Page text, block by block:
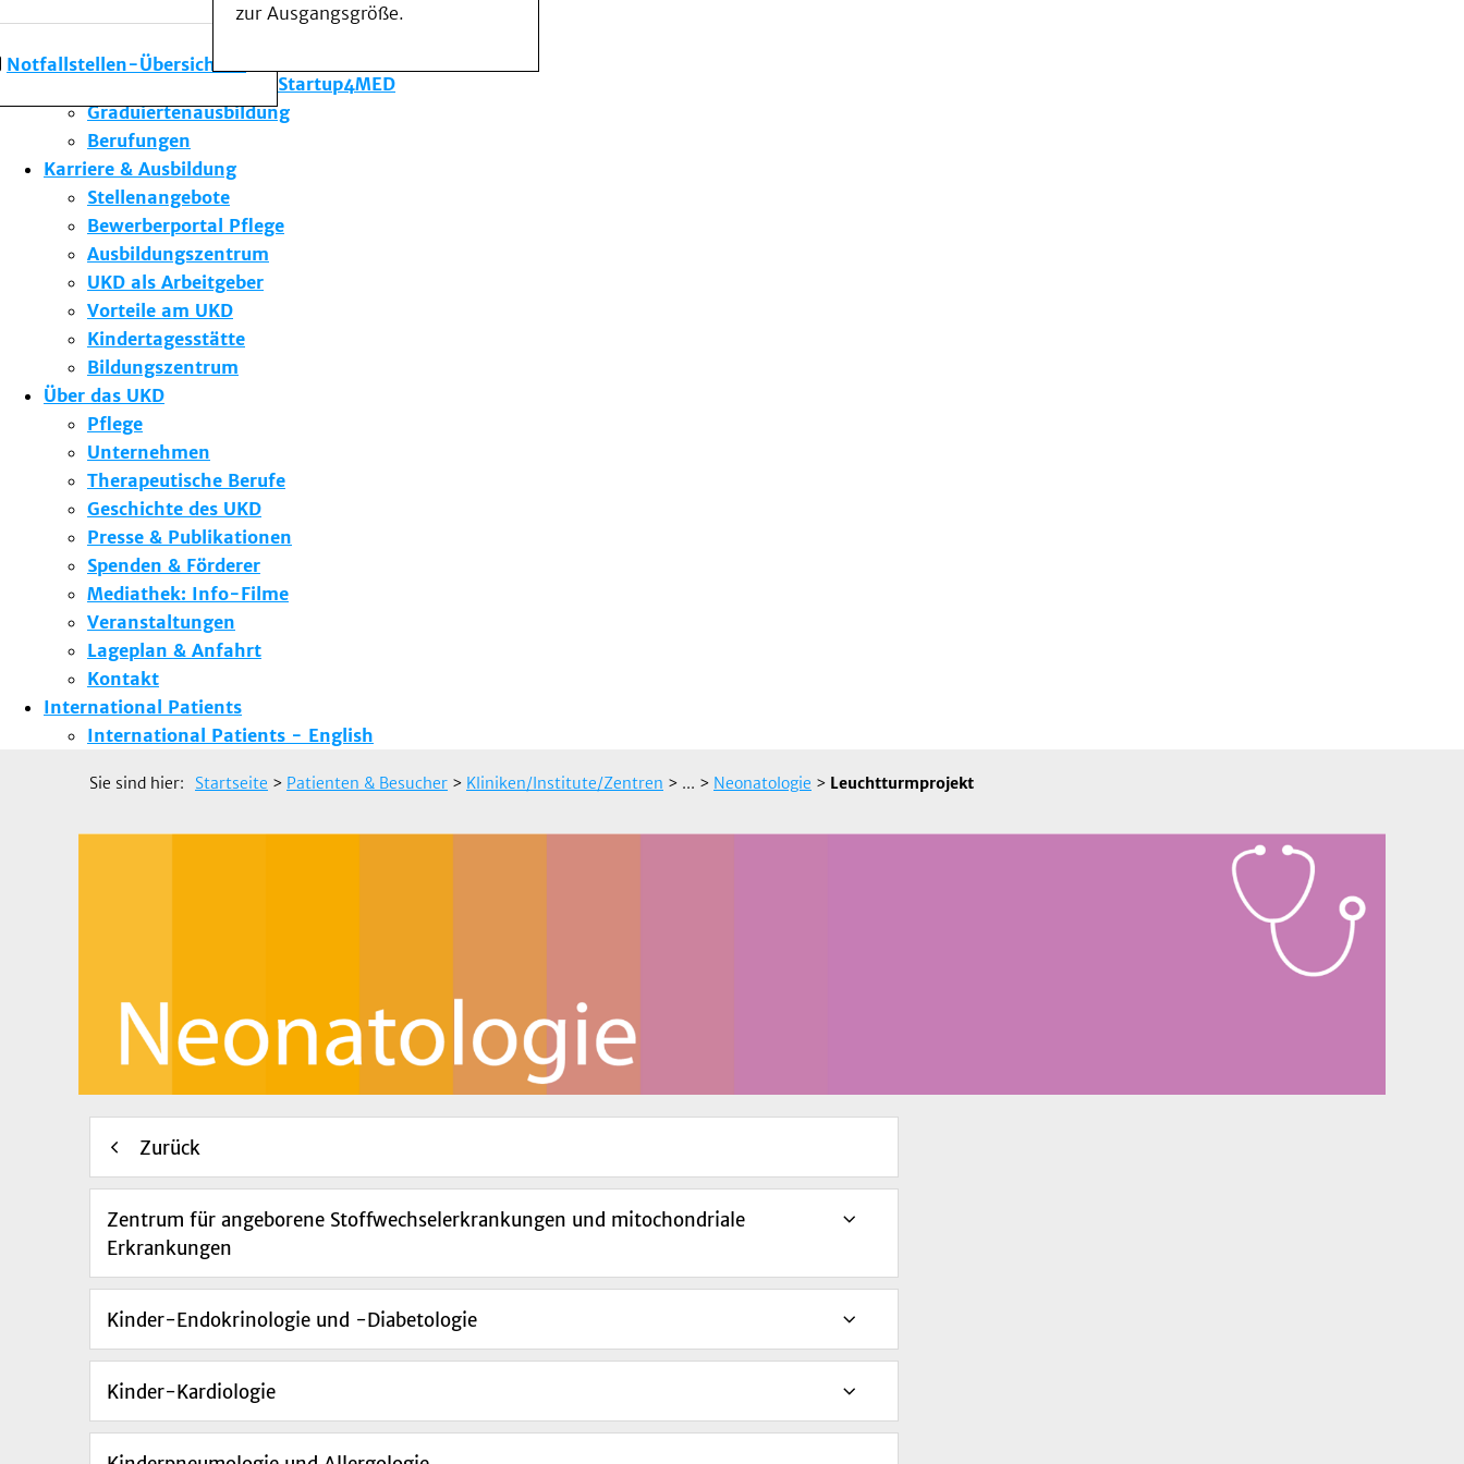
Notfallstellen-Übersicht
zur Ausgangsgröße.
Forschung am UKD
Studium & Lehre
Gründungsförderung Startup4MED
Graduiertenausbildung
Berufungen
Karriere & Ausbildung
Stellenangebote
Bewerberportal Pflege
Ausbildungszentrum
UKD als Arbeitgeber
Vorteile am UKD
Kindertagesstätte
Bildungszentrum
Über das UKD
Pflege
Unternehmen
Therapeutische Berufe
Geschichte des UKD
Presse & Publikationen
Spenden & Förderer
Mediathek: Info-Filme
Veranstaltungen
Lageplan & Anfahrt
Kontakt
International Patients
International Patients - English
Sie sind hier: Startseite > Patienten & Besucher > Kliniken/Institute/Zentren > ... > Neonatologie > Leuchtturmprojekt
Zurück
Zentrum für angeborene Stoffwechselerkrankungen und mitochondriale
Erkrankungen
Kinder-Endokrinologie und -Diabetologie
Kinder-Kardiologie